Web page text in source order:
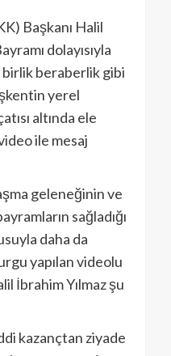
Başkanı Halil
dolayısıyla
beraberlik gibi
yerel
altında ele
ile mesaj
geleneğinin ve
sağladığı
daha da
yapılan videolu
İbrahim Yılmaz şu
kazançtan ziyade